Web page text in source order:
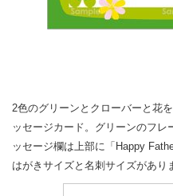
2色のグリーンとクローバーと花
ッセージカード。グリーンのフレ
ッセージ欄は上部に「Happy
はがきサイズと名刺サイズがあり